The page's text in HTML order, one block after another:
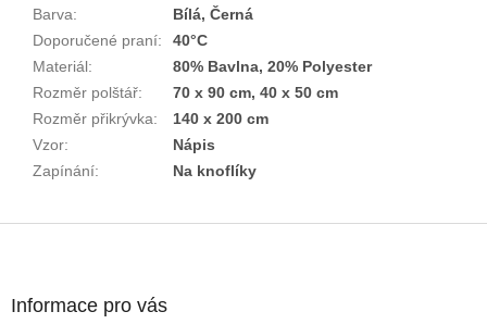
Barva:
Bílá, Černá
Doporučené praní:
40°C
Materiál:
80% Bavlna, 20% Polyester
Rozměr polštář:
70 x 90 cm, 40 x 50 cm
Rozměr přikrývka:
140 x 200 cm
Vzor:
Nápis
Zapínání: Na knoflíky
Informace pro vás